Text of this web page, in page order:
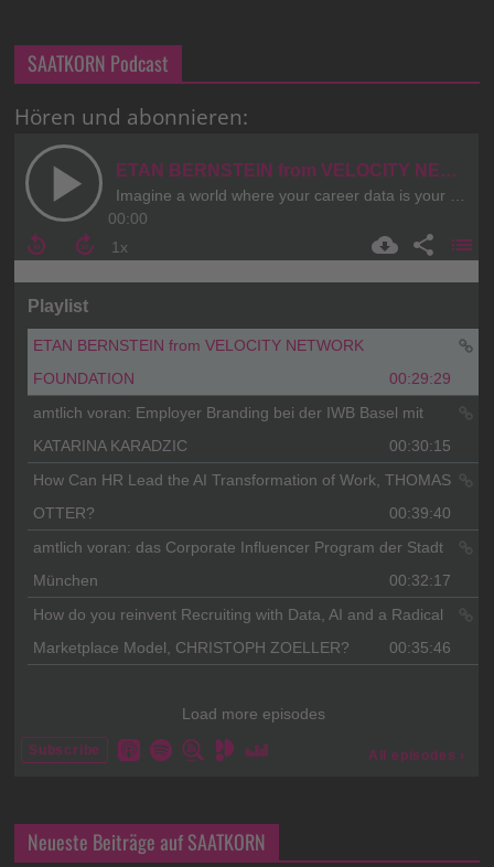
SAATKORN Podcast
Hören und abonnieren:
Neueste Beiträge auf SAATKORN